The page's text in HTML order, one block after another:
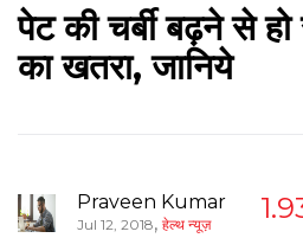
पेट की चर्बी बढ़ने से
का खतरा, जानिये
Praveen Kumar
Jul 12, 2018, हेल्थ न्यूज़